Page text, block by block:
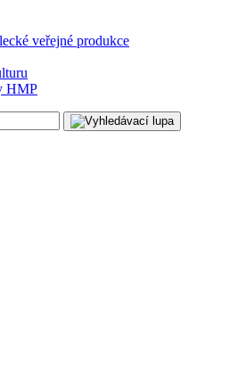
veřejné produkce
HMP